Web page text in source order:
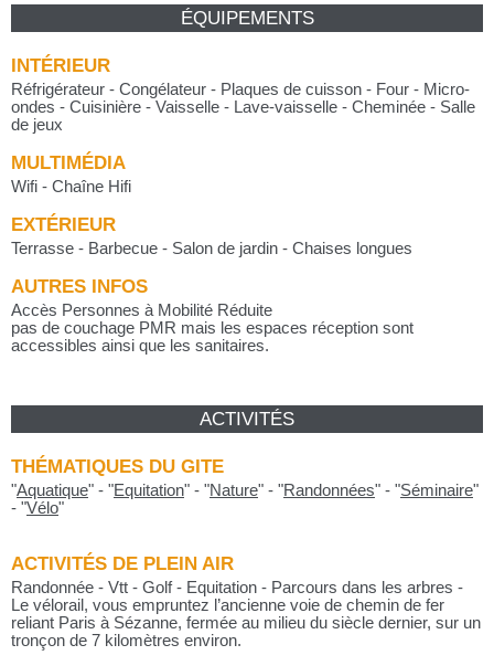
ÉQUIPEMENTS
INTÉRIEUR
Réfrigérateur - Congélateur - Plaques de cuisson - Four - Micro-
ondes - Cuisinière - Vaisselle - Lave-vaisselle - Cheminée - Salle
de jeux
MULTIMÉDIA
Wifi - Chaîne Hifi
EXTÉRIEUR
Terrasse - Barbecue - Salon de jardin - Chaises longues
AUTRES INFOS
Accès Personnes à Mobilité Réduite
pas de couchage PMR mais les espaces réception sont
accessibles ainsi que les sanitaires.
ACTIVITÉS
THÉMATIQUES DU GITE
"Aquatique" - "Equitation" - "Nature" - "Randonnées" - "Séminaire"
- "Vélo"
ACTIVITÉS DE PLEIN AIR
Randonnée - Vtt - Golf - Equitation - Parcours dans les arbres -
Le vélorail, vous empruntez l’ancienne voie de chemin de fer
reliant Paris à Sézanne, fermée au milieu du siècle dernier, sur un
tronçon de 7 kilomètres environ.